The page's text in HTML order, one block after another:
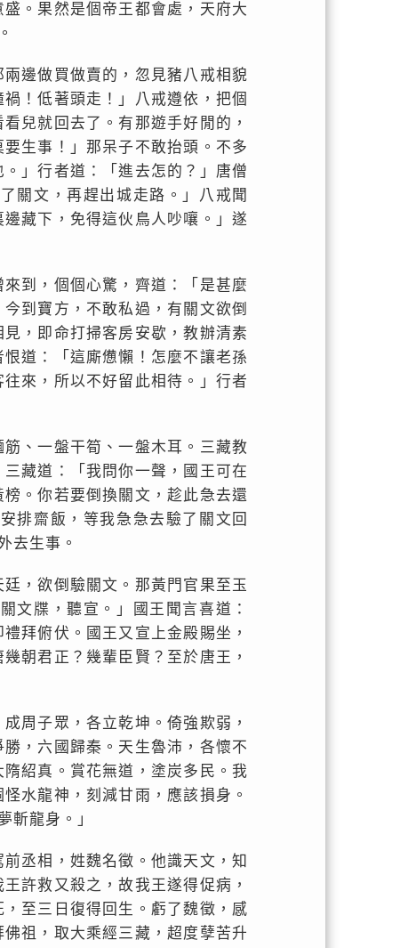
。果然是個帝王都會處，天府大
邊做買做賣的，忽見豬八戒相貌
！低著頭走！」八戒遵依，把個
兒就回去了。有那遊手好閒的，
生事！」那呆子不敢抬頭。不多
」行者道：「進去怎的？」唐僧
關文，再趕出城走路。」八戒聞
藏下，免得這伙鳥人吵嚷。」遂
到，個個心驚，齊道：「是甚麼
到寶方，不敢私過，有關文欲倒
，即命打掃客房安歇，教辦清素
道：「這廝憊懶！怎麼不讓老孫
來，所以不好留此相待。」行者
、一盤干筍、一盤木耳。三藏教
藏道：「我問你一聲，國王可在
。你若要倒換關文，趁此急去還
排齋飯，等我急急去驗了關文回
去生事。
，欲倒驗關文。那黃門官果至玉
文牒，聽宣。」國王聞言喜道：
拜俯伏。國王又宣上金殿賜坐，
朝君正？幾輩臣賢？至於唐王，
周子眾，各立乾坤。倚強欺弱，
，六國歸秦。天生魯沛，各懷不
紹真。賞花無道，塗炭多民。我
水龍神，刻減甘雨，應該損身。
斬龍身。」
丞相，姓魏名徵。他識天文，知
許救又殺之，故我王遂得促病，
至三日復得回生。虧了魏徵，感
祖，取大乘經三藏，超度孽苦升